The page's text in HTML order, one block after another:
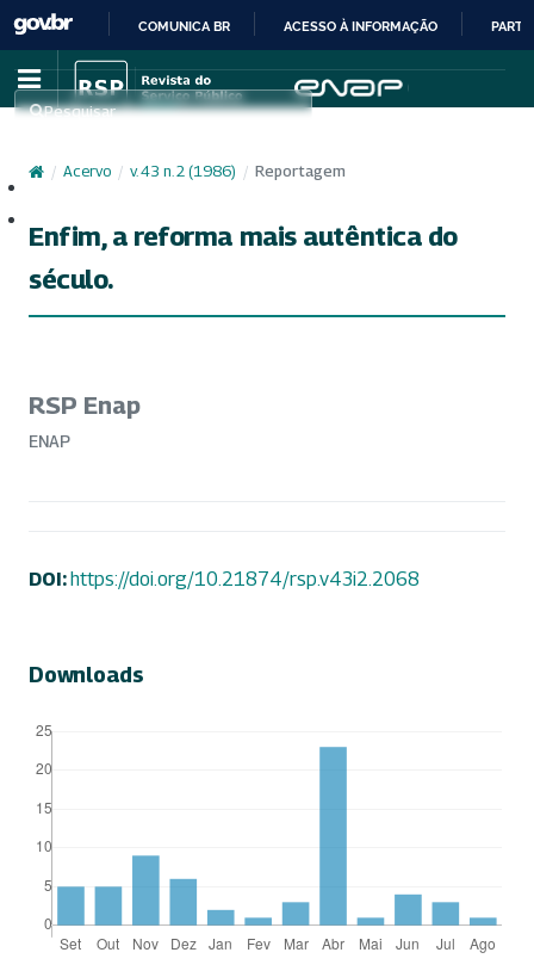
IR
PARA
CONTEÚDO
COMUNICA BR ACESSO À INFORMAÇÃO
Pesquisar
/ Acervo / v. 43 n. 2 (1986) / Reportagem
Enfim, a reforma mais autêntica do
século.
RSP Enap
ENAP
DOI:https://doi.org/10.21874/rsp.v43i2.2068
Downloads